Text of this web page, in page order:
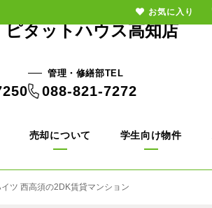
タットハウス高知店
管理・修繕部TEL
088-821-7272
売却について 学生向け物件
ツ 西高須の2DK賃貸マンション
お気に入り